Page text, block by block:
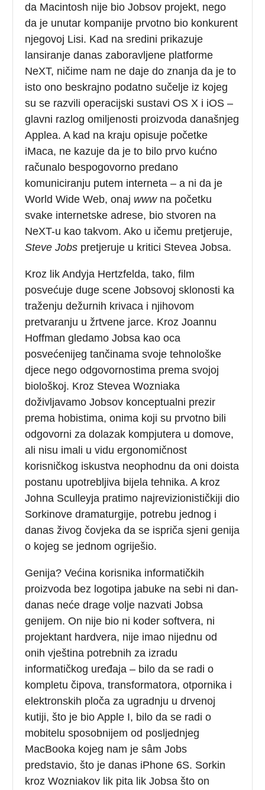
da Macintosh nije bio Jobsov projekt, nego
da je unutar kompanije prvotno bio konkurent
njegovoj Lisi. Kad na sredini prikazuje
lansiranje danas zaboravljene platforme
NeXT, ničime nam ne daje do znanja da je to
isto ono beskrajno podatno sučelje iz kojeg
su se razvili operacijski sustavi OS X i iOS –
glavni razlog omiljenosti proizvoda današnjeg
Applea. A kad na kraju opisuje početke
iMaca, ne kazuje da je to bilo prvo kućno
računalo bespogovorno predano
komuniciranju putem interneta – a ni da je
World Wide Web, onaj wwwna početku
svake internetske adrese, bio stvoren na
NeXT-u kao takvom. Ako u ičemu pretjeruje,
Steve Jobs pretjeruje u kritici Stevea Jobsa.
Kroz lik Andyja Hertzfelda, tako, film
posvećuje duge scene Jobsovoj sklonosti ka
traženju dežurnih krivaca i njihovom
pretvaranju u žrtvene jarce. Kroz Joannu
Hoffman gledamo Jobsa kao oca
posvećenijeg tančinama svoje tehnološke
djece nego odgovornostima prema svojoj
biološkoj. Kroz Stevea Wozniaka
doživljavamo Jobsov konceptualni prezir
prema hobistima, onima koji su prvotno bili
odgovorni za dolazak kompjutera u domove,
ali nisu imali u vidu ergonomičnost
korisničkog iskustva neophodnu da oni doista
postanu upotrebljiva bijela tehnika. A kroz
Johna Sculleyja pratimo najrevizionističkiji dio
Sorkinove dramaturgije, potrebu jednog i
danas živog čovjeka da se ispriča sjeni genija
o kojeg se jednom ogriješio.
Genija? Većina korisnika informatičkih
proizvoda bez logotipa jabuke na sebi ni dan-
danas neće drage volje nazvati Jobsa
genijem. On nije bio ni koder softvera, ni
projektant hardvera, nije imao nijednu od
onih vještina potrebnih za izradu
informatičkog uređaja – bilo da se radi o
kompletu čipova, transformatora, otpornika i
elektronskih ploča za ugradnju u drvenoj
kutiji, što je bio Apple I, bilo da se radi o
mobitelu sposobnijem od posljednjeg
MacBooka kojeg nam je sâm Jobs
predstavio, što je danas iPhone 6S. Sorkin
kroz Wozniakov lik pita lik Jobsa što on